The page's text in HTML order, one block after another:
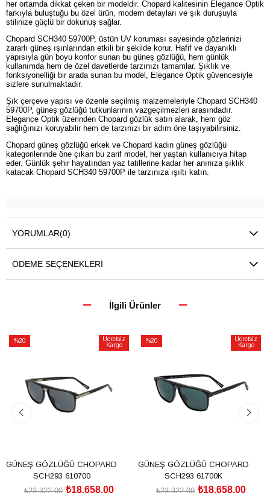
her ortamda dikkat çeken bir modeldir. Chopard kalitesinin Elegance Optik
farkıyla buluştuğu bu özel ürün, modern detayları ve şık duruşuyla
stilinize güçlü bir dokunuş sağlar.
Chopard SCH340 59700P, üstün UV koruması sayesinde gözlerinizi
zararlı güneş ışınlarından etkili bir şekilde korur. Hafif ve dayanıklı
yapısıyla gün boyu konfor sunan bu güneş gözlüğü, hem günlük
kullanımda hem de özel davetlerde tarzınızı tamamlar. Şıklık ve
fonksiyonelliği bir arada sunan bu model, Elegance Optik güvencesiyle
sizlere sunulmaktadır.
Şık çerçeve yapısı ve özenle seçilmiş malzemeleriyle Chopard SCH340
59700P, güneş gözlüğü tutkunlarının vazgeçilmezleri arasındadır.
Elegance Optik üzerinden Chopard gözlük satın alarak, hem göz
sağlığınızı koruyabilir hem de tarzınızı bir adım öne taşıyabilirsiniz.
Chopard güneş gözlüğü erkek ve Chopard kadın güneş gözlüğü
kategorilerinde öne çıkan bu zarif model, her yaştan kullanıcıya hitap
eder. Günlük şehir hayatından yaz tatillerine kadar her anınıza şıklık
katacak Chopard SCH340 59700P ile tarzınıza ışıltı katın.
YORUMLAR(0)
ÖDEME SEÇENEKLERI
İlgili Ürünler
%20
Ücretsiz
Kargo
GÜNEŞ GÖZLÜĞÜ CHOPARD
SCH293 610700
₺18.658,00
₺23.322,00
%20
Ücretsiz
Kargo
GÜNEŞ GÖZLÜĞÜ CHOPARD
SCH293 61700K
₺18.658,00
₺23.322,00